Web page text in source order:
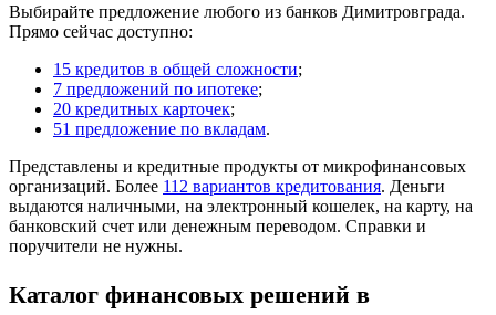
Выбирайте предложение любого из банков Димитровграда.
Прямо сейчас доступно:
15 кредитов в общей сложности;
7 предложений по ипотеке;
20 кредитных карточек;
51 предложение по вкладам.
Представлены и кредитные продукты от микрофинансовых
организаций. Более 112 вариантов кредитования. Деньги
выдаются наличными, на электронный кошелек, на карту, на
банковский счет или денежным переводом. Справки и
поручители не нужны.
Каталог финансовых решений в